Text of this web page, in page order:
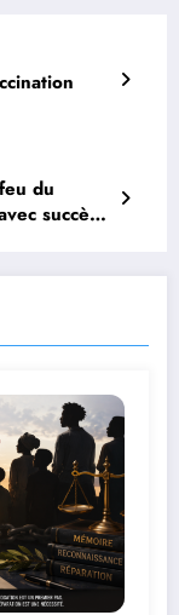
du
succès